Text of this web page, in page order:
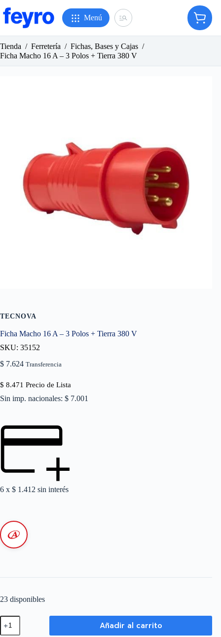
al
contenido
Menú
Carro
de
Tienda / Ferretería / Fichas, Bases y Cajas /
Ficha Macho 16 A – 3 Polos + Tierra 380 V
TECNOVA
Ficha Macho 16 A – 3 Polos + Tierra 380 V
SKU: 35152
$ 7.624 Transferencia
$ 8.471 Precio de Lista
Sin imp. nacionales: $ 7.001
6 x $ 1.412 sin interés
23 disponibles
Ficha
Macho
Añadir al carrito